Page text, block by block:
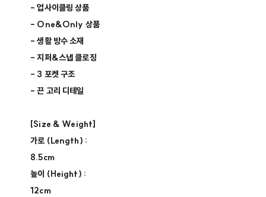
- 업사이클링 상품
- One&Only 상품
- 생활 방수 소재
- 지퍼&스냅 클로징
- 3 포켓 구조
- 끈 고리 디테일
[Size & Weight]
가로 (Length) :
8.5cm
높이 (Height) :
12cm